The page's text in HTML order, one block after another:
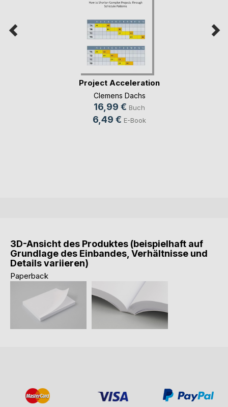
Project Acceleration
Clemens Dachs
16,99 € Buch
6,49 € E-Book
3D-Ansicht des Produktes (beispielhaft auf
Grundlage des Einbandes, Verhältnisse und
Details variieren)
Paperback